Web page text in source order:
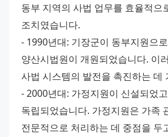
동부 지역의 사법 업무를 효율적으
조치였습니다.
- 1990년대: 기장군이 동부지원으
양산시법원이 개원되었습니다. 이
사법 시스템의 발전을 촉진하는 데
- 2000년대: 가정지원이 신설되었
독립되었습니다. 가정지원은 가족
전문적으로 처리하는 데 중점을 두